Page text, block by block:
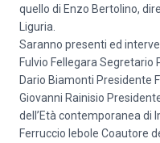
quello di Enzo Bertolino,
Liguria.
Saranno presenti ed
Fulvio Fellegara Segretario
Dario Biamonti Presidente
Giovanni Rainisio
dell’Età contemporanea di
Ferruccio Iebole Coautore